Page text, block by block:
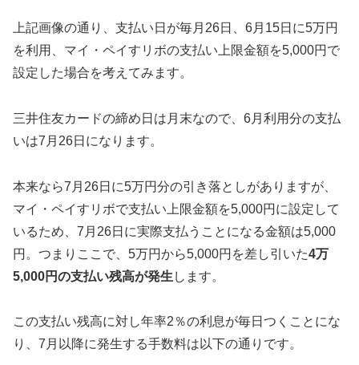
上記画像の通り、支払い日が毎月26日、6月15日に5万円
を利用、マイ・ペイすリボの支払い上限金額を5,000円で
設定した場合を考えてみます。
三井住友カードの締め日は月末なので、6月利用分の支払
いは7月26日になります。
本来なら7月26日に5万円分の引き落としがありますが、
マイ・ペイすリボで支払い上限金額を5,000円に設定して
いるため、7月26日に実際支払うことになる金額は5,000
円。つまりここで、5万円から5,000円を差し引いた4万
5,000円の支払い残高が発生 します。
この支払い残高に対し年率2％の利息が毎日つくことにな
り、7月以降に発生する手数料は以下の通りです。